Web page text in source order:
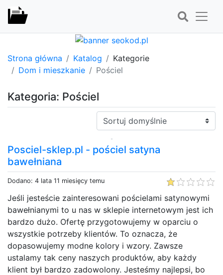
Strona główna Katalog
Kategorie
Dom i mieszkanie
Pościel
Kategoria: Pościel
Sortuj:
Posciel-sklep.pl - pościel satyna
bawełniana
Dodano: 4 lata 11 miesięcy temu
Jeśli jesteście zainteresowani pościelami satynowymi
bawełnianymi to u nas w sklepie internetowym jest ich
bardzo dużo. Ofertę przygotowujemy w oparciu o
wszystkie potrzeby klientów. To oznacza, że
dopasowujemy modne kolory i wzory. Zawsze
ustalamy tak ceny naszych produktów, aby każdy
klient był bardzo zadowolony. Jesteśmy najlepsi, bo